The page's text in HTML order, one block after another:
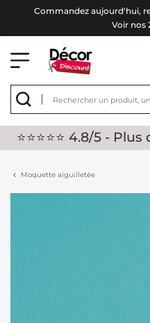
Commandez aujourd'hui,
Voir nos
⭐⭐⭐⭐⭐ 4.8/5 -
Moquette aiguilletée